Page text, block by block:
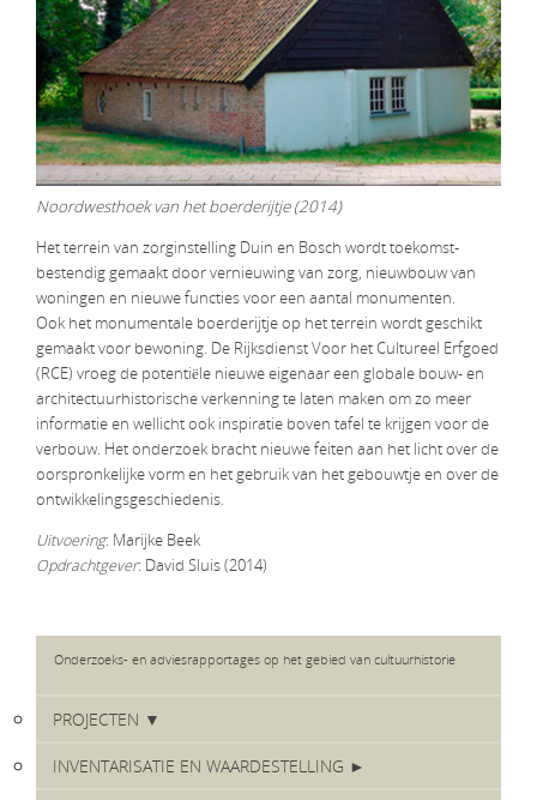
Noordwesthoek van het boerderijtje (2014)
Het terrein van zorginstelling Duin en Bosch wordt toekomst-
bestendig gemaakt door vernieuwing van zorg, nieuwbouw van
woningen en nieuwe functies voor een aantal monumenten.
Ook het monumentale boerderijtje op het terrein wordt geschikt
gemaakt voor bewoning. De Rijksdienst Voor het Cultureel Erfgoed
(RCE) vroeg de potentiële nieuwe eigenaar een globale bouw- en
architectuurhistorische verkenning te laten maken om zo meer
informatie en wellicht ook inspiratie boven tafel te krijgen voor de
verbouw. Het onderzoek bracht nieuwe feiten aan het licht over de
oorspronkelijke vorm en het gebruik van het gebouwtje en over de
ontwikkelingsgeschiedenis.
Uitvoering: Marijke Beek
Opdrachtgever: David Sluis (2014)
Onderzoeks- en adviesrapportages op het gebied van cultuurhistorie
PROJECTEN ▼
INVENTARISATIE EN WAARDESTELLING ►